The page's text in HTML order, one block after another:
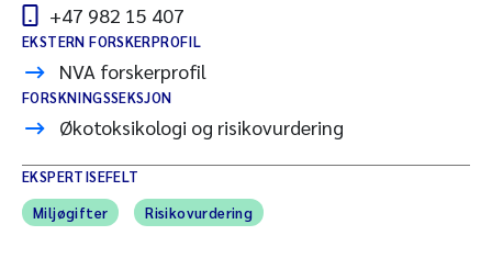
+47 982 15 407
EKSTERN FORSKERPROFIL
NVA forskerprofil
FORSKNINGSSEKSJON
Økotoksikologi og risikovurdering
EKSPERTISEFELT
Miljøgifter
Risikovurdering